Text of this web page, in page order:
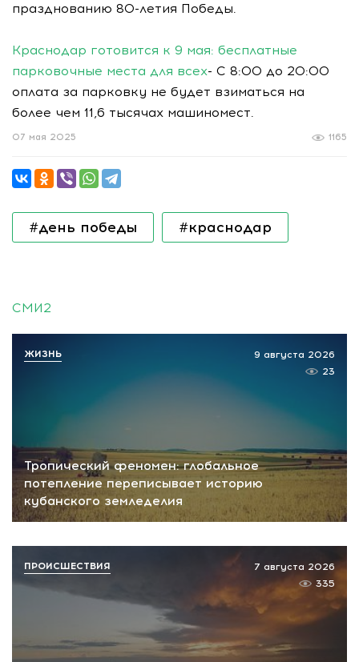
празднованию 80-летия Победы.
Краснодар готовится к 9 мая: бесплатные
парковочные места для всех- С 8:00 до 20:00
оплата за парковку не будет взиматься на
более чем 11,6 тысячах машиномест.
1165
07 мая 2025
#день победы #краснодар
СМИ2
Тропический феномен: глобальное
потепление переписывает историю
кубанского земледелия
9 августа 2026
23
ЖИЗНЬ
7 августа 2026
335
ПРОИСШЕСТВИЯ